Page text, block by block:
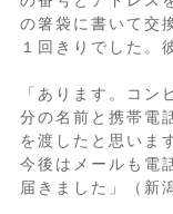
の箸袋に書いて交
１回きりでした。
「あります。コン
分の名前と携帯電
を渡したと思いま
今後はメールも電
届きました」（新